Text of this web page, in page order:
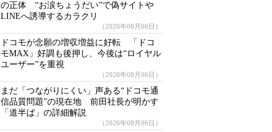
の正体 “お涙ちょうだい”で偽サイトや
LINEへ誘導するカラクリ
（2026年08月06日）
ドコモが念願の増収増益に好転 「ドコ
モMAX」好調も後押し、今後は“ロイヤル
ユーザー”を重視
（2026年08月06日）
まだ「つながりにくい」声ある“ドコモ通
信品質問題”の現在地 前田社長が明かす
「道半ば」の詳細解説
（2026年08月06日）